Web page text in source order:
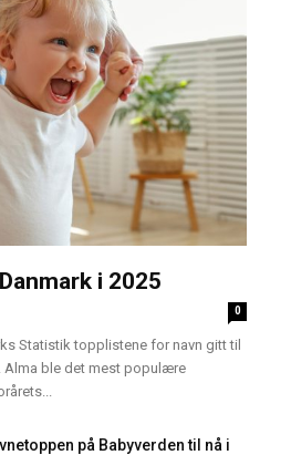
i 2025
0
Statistik topplistene for navn gitt til
Alma ble det mest populære
på Babyverden til nå i